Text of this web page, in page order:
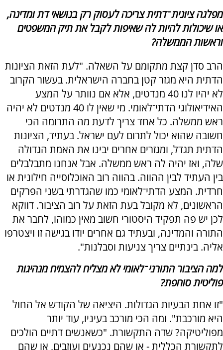
מפלגה ציונית־דתית צריכה לעסוק רק בנושאי דת ומדינה,
או שיכולות להיות לה שאיפות לקבל את תיק המשפטים
וראשות הממשלה?
הרב סדן קצת מתקומם על השאלה. "לעת הזאת הציונות
הדתית היא מגזר קטן בחברה הישראלית. בעשור הקרוב
לא יהיו לנו 40 מנדטים, אלא אם נוותר על המצע
האידיאולוגי הדתי־לאומי. מי שאין לו 40 מנדטים לא יהיה
ראש ממשלה. כל אחד צריך לדעת מה התרומה הכי
חשובה שהוא יכול לתרום לעם ישראל. בעתיד, הציונות
הדתית תגדל, ומגזרים אחרים יבינו את האמת הגדולה
שלה, ואז יהיה לה ראש ממשלה. אבל אנחנו מתבלבלים
בין העתיד לבין ההווה. בהווה רוב האוכלוסייה חילונית או
חרדית. המצע הדתי־לאומי כמו שהגדרתי בשני הפרקים
הראשונים, לא מקובל בעת הזאת על רוב הציבור. דווקא
לכן יש פה תפקיד היסטורי חשוב מאין כמוהו, לחבר את
התורה והמדינה, ובעתיד גם אחרים יודו בגישה זו ויצטרפו
אליה. בינתיים צריך צניעות וסבלנות".
למה הציבור התורני־לאומי לא מצליח להצמיח מנהיגות
פוליטית סוחפת?
"זו אחת הבעיות הגדולות. היציאה של הקודש אל החול
היא מורכבת". ומה הכי מורכב בעיניו, עוד יותר
מפוליטיקה? שדה התקשורת. "כשאנשים דתיים הולכים
לתקשורת הכללית - או שהם נכנעים ועוזבים, או שהם